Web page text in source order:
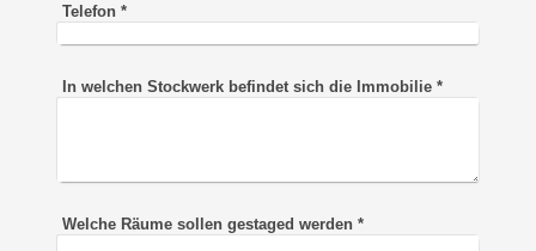
Telefon*
In welchen Stockwerk befindet sich die Immobilie*
Welche Räume sollen gestaged werden*